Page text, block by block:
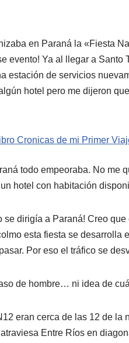
en Paraná la «Fiesta
evento! Ya al llegar a Santo
estación de servicios
hotel pero me dijeron
todo empeoraba. No me
hotel con habitación
se dirigía a Paraná! Creo
esta fiesta se
Por eso el tráfico se
de hombre… ni idea de
eran cerca de las 12 de la
Entre Ríos en